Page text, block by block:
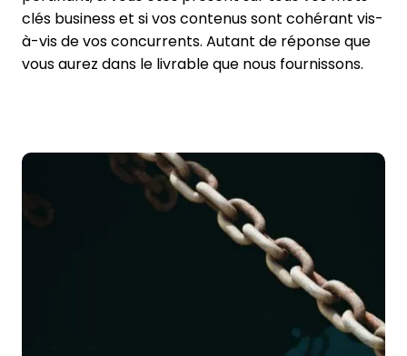
clés business et si vos contenus sont cohérant vis-
à-vis de vos concurrents. Autant de réponse que
vous aurez dans le livrable que nous fournissons.